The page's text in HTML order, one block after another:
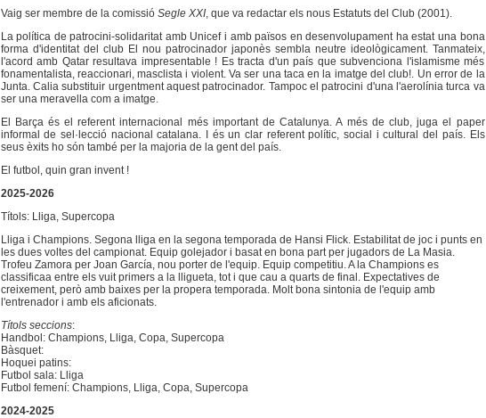
Vaig ser membre de la comissió Segle XXI, que va redactar els nous Estatuts del Club (2001).
La política de patrocini-solidaritat amb Unicef i amb països en desenvolupament ha estat una bona
forma d'identitat del club El nou patrocinador japonès sembla neutre ideològicament. Tanmateix,
l'acord amb Qatar resultava impresentable ! Es tracta d'un país que subvenciona l'islamisme més
fonamentalista, reaccionari, masclista i violent. Va ser una taca en la imatge del club!. Un error de la
Junta. Calia substituir urgentment aquest patrocinador. Tampoc el patrocini d'una l'aerolínia turca va
ser una meravella com a imatge.
El Barça és el referent internacional més important de Catalunya. A més de club, juga el paper
informal de sel·lecció nacional catalana. I és un clar referent polític, social i cultural del país. Els
seus èxits ho són també per la majoria de la gent del país.
El futbol, quin gran invent !
2025-2026
Títols: Lliga, Supercopa
Lliga i Champions. Segona lliga en la segona temporada de Hansi Flick. Estabilitat de joc i punts en
les dues voltes del campionat. Equip golejador i basat en bona part per jugadors de La Masia.
Trofeu Zamora per Joan García, nou porter de l'equip. Equip competitiu. A la Champions es
classificaa entre els vuit primers a la lligueta, tot i que cau a quarts de final. Expectatives de
creixement, però amb baixes per la propera temporada. Molt bona sintonia de l'equip amb
l'entrenador i amb els aficionats.
Títols seccions:
Handbol: Champions, Lliga, Copa, Supercopa
Bàsquet:
Hoquei patins:
Futbol sala: Lliga
Futbol femení: Champions, Lliga, Copa, Supercopa
2024-2025